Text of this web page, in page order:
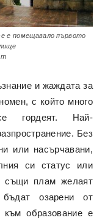
е помещавало първото
и жаждата за
с който много
гордеят. Най-
Без
или насърчавани,
си статус или
същи плам желаят
озарени от
към образование е